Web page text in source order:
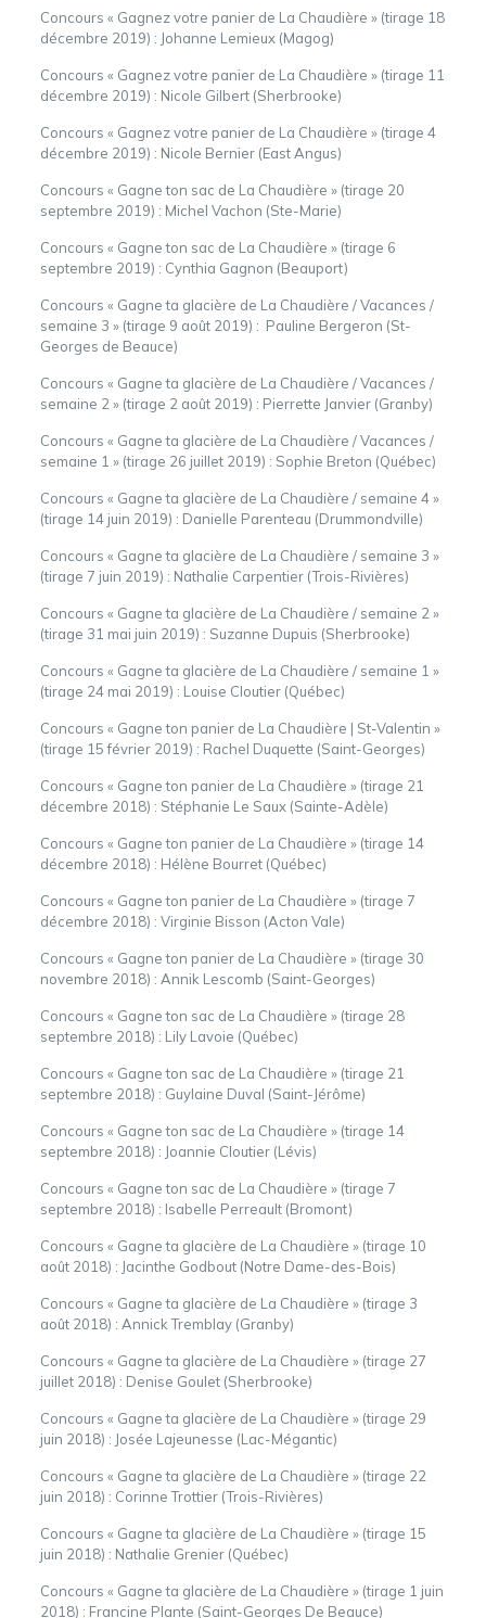
Concours « Gagnez votre panier de La Chaudière » (tirage 18
décembre 2019) : Johanne Lemieux (Magog)
Concours « Gagnez votre panier de La Chaudière » (tirage 11
décembre 2019) : Nicole Gilbert (Sherbrooke)
Concours « Gagnez votre panier de La Chaudière » (tirage 4
décembre 2019) : Nicole Bernier (East Angus)
Concours « Gagne ton sac de La Chaudière » (tirage 20
septembre 2019) : Michel Vachon (Ste-Marie)
Concours « Gagne ton sac de La Chaudière » (tirage 6
septembre 2019) : Cynthia Gagnon (Beauport)
Concours « Gagne ta glacière de La Chaudière / Vacances /
semaine 3 » (tirage 9 août 2019) : Pauline Bergeron (St-
Georges de Beauce)
Concours « Gagne ta glacière de La Chaudière / Vacances /
semaine 2 » (tirage 2 août 2019) : Pierrette Janvier (Granby)
Concours « Gagne ta glacière de La Chaudière / Vacances /
semaine 1 » (tirage 26 juillet 2019) : Sophie Breton (Québec)
Concours « Gagne ta glacière de La Chaudière / semaine 4 »
(tirage 14 juin 2019) : Danielle Parenteau (Drummondville)
Concours « Gagne ta glacière de La Chaudière / semaine 3 »
(tirage 7 juin 2019) : Nathalie Carpentier (Trois-Rivières)
Concours « Gagne ta glacière de La Chaudière / semaine 2 »
(tirage 31 mai juin 2019) : Suzanne Dupuis (Sherbrooke)
Concours « Gagne ta glacière de La Chaudière / semaine 1 »
(tirage 24 mai 2019) : Louise Cloutier (Québec)
Concours « Gagne ton panier de La Chaudière | St-Valentin »
(tirage 15 février 2019) : Rachel Duquette (Saint-Georges)
Concours « Gagne ton panier de La Chaudière » (tirage 21
décembre 2018) : Stéphanie Le Saux (Sainte-Adèle)
Concours « Gagne ton panier de La Chaudière » (tirage 14
décembre 2018) : Hélène Bourret (Québec)
Concours « Gagne ton panier de La Chaudière » (tirage 7
décembre 2018) : Virginie Bisson (Acton Vale)
Concours « Gagne ton panier de La Chaudière » (tirage 30
novembre 2018) : Annik Lescomb (Saint-Georges)
Concours « Gagne ton sac de La Chaudière » (tirage 28
septembre 2018) : Lily Lavoie (Québec)
Concours « Gagne ton sac de La Chaudière » (tirage 21
septembre 2018) : Guylaine Duval (Saint-Jérôme)
Concours « Gagne ton sac de La Chaudière » (tirage 14
septembre 2018) : Joannie Cloutier(Lévis)
Concours « Gagne ton sac de La Chaudière » (tirage 7
septembre 2018) : Isabelle Perreault(Bromont)
Concours « Gagne ta glacière de La Chaudière » (tirage 10
août 2018) : Jacinthe Godbout (Notre Dame-des-Bois)
Concours « Gagne ta glacière de La Chaudière » (tirage 3
août 2018) : Annick Tremblay (Granby)
Concours « Gagne ta glacière de La Chaudière » (tirage 27
juillet 2018) : Denise Goulet (Sherbrooke)
Concours « Gagne ta glacière de La Chaudière » (tirage 29
juin 2018) : Josée Lajeunesse (Lac-Mégantic)
Concours « Gagne ta glacière de La Chaudière » (tirage 22
juin 2018) : Corinne Trottier (Trois-Rivières)
Concours « Gagne ta glacière de La Chaudière » (tirage 15
juin 2018) : Nathalie Grenier (Québec)
Concours « Gagne ta glacière de La Chaudière » (tirage 1 juin
2018) : Francine Plante (Saint-Georges De Beauce)